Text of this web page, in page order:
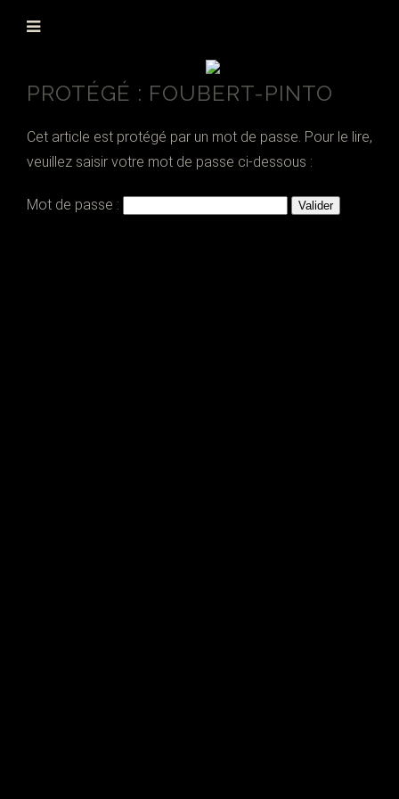
PROTÉGÉ : FOUBERT-PINTO
Cet article est protégé par un mot de passe. Pour le lire,
veuillez saisir votre mot de passe ci-dessous :
Mot de passe :